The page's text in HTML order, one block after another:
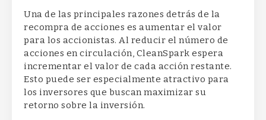
Una de las principales razones detrás de la
recompra de acciones es aumentar el valor
para los accionistas. Al reducir el número de
acciones en circulación, CleanSpark espera
incrementar el valor de cada acción restante.
Esto puede ser especialmente atractivo para
los inversores que buscan maximizar su
retorno sobre la inversión.